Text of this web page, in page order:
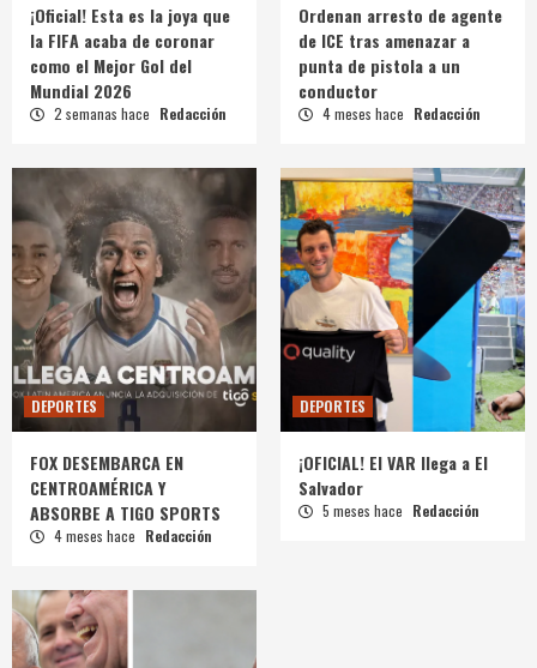
¡Oficial! Esta es la joya que
la FIFA acaba de coronar
como el Mejor Gol del
Mundial 2026
2 semanas hace Redacción
Ordenan arresto de agente
de ICE tras amenazar a
punta de pistola a un
conductor
4 meses hace Redacción
DEPORTES
FOX DESEMBARCA EN
CENTROAMÉRICA Y
ABSORBE A TIGO SPORTS
4 meses hace Redacción
DEPORTES
¡OFICIAL! El VAR llega a El
Salvador
5 meses hace Redacción